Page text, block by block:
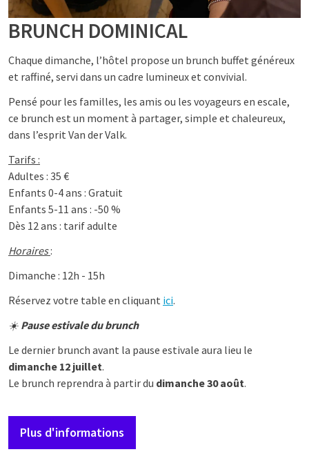
BRUNCH DOMINICAL
Chaque dimanche, l’hôtel propose un brunch buffet généreux
et raffiné, servi dans un cadre lumineux et convivial.
Pensé pour les familles, les amis ou les voyageurs en escale,
ce brunch est un moment à partager, simple et chaleureux,
dans l’esprit Van der Valk.
Tarifs :
Adultes : 35 €
Enfants 0-4 ans : Gratuit
Enfants 5-11 ans : -50 %
Dès 12 ans : tarif adulte
Horaires:
Dimanche : 12h - 15h
Réservez votre table en cliquant ici.
☀️ Pause estivale du brunch
Le dernier brunch avant la pause estivale aura lieu le
dimanche 12 juillet.
Le brunch reprendra à partir du dimanche 30 août.
Plus d'informations